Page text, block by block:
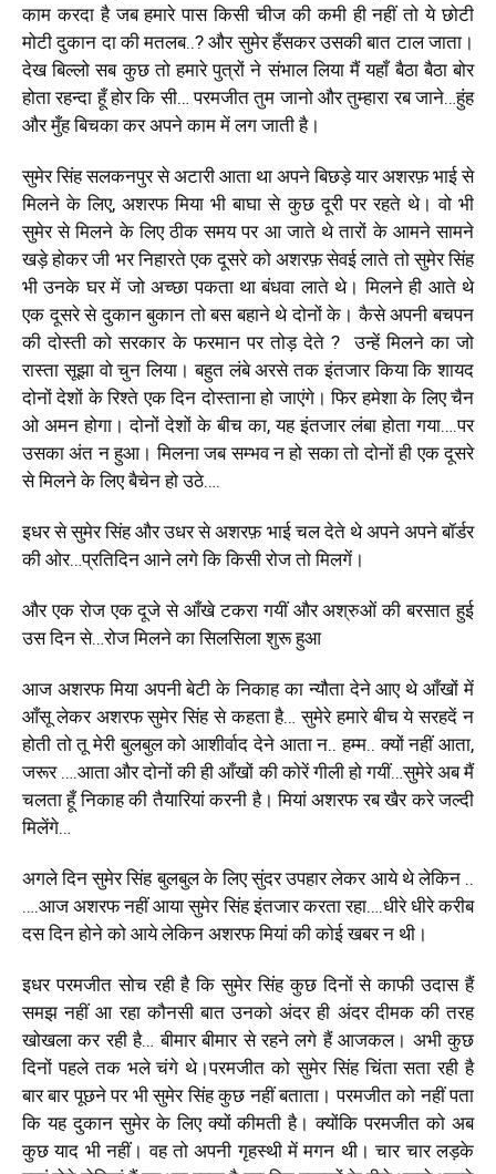
काम करदा है जब हमारे पास किसी चीज की कमी ही नहीं तो ये छोटी
मोटी दुकान दा की मतलब..? और सुमेर हँसकर उसकी बात टाल जाता।
देख बिल्लो सब कुछ तो हमारे पुत्रों ने संभाल लिया मैं यहाँ बैठा बैठा बोर
होता रहन्दा हूँ होर कि सी… परमजीत तुम जानो और तुम्हारा रब जाने…हुंह
और मुँह बिचका कर अपने काम में लग जाती है।
सुमेर सिंह सलकनपुर से अटारी आता था अपने बिछड़े यार अशरफ़ भाई से
मिलने के लिए, अशरफ मिया भी बाघा से कुछ दूरी पर रहते थे। वो भी
सुमेर से मिलने के लिए ठीक समय पर आ जाते थे तारों के आमने सामने
खड़े होकर जी भर निहारते एक दूसरे को अशरफ़ सेवई लाते तो सुमेर सिंह
भी उनके घर में जो अच्छा पकता था बंधवा लाते थे। मिलने ही आते थे
एक दूसरे से दुकान बुकान तो बस बहाने थे दोनों के। कैसे अपनी बचपन
की दोस्ती को सरकार के फरमान पर तोड़ देते ? उन्हें मिलने का जो
रास्ता सूझा वो चुन लिया। बहुत लंबे अरसे तक इंतजार किया कि शायद
दोनों देशों के रिश्ते एक दिन दोस्ताना हो जाएंगे। फिर हमेशा के लिए चैन
ओ अमन होगा। दोनों देशों के बीच का, यह इंतजार लंबा होता गया….पर
उसका अंत न हुआ। मिलना जब सम्भव न हो सका तो दोनों ही एक दूसरे
से मिलने के लिए बैचेन हो उठे….
इधर से सुमेर सिंह और उधर से अशरफ़ भाई चल देते थे अपने अपने बॉर्डर
की ओर…प्रतिदिन आने लगे कि किसी रोज तो मिलगें।
और एक रोज एक दूजे से आँखे टकरा गयीं और अश्रुओं की बरसात हुई
उस दिन से…रोज मिलने का सिलसिला शुरू हुआ
आज अशरफ मिया अपनी बेटी के निकाह का न्यौता देने आए थे आँखों में
आँसू लेकर अशरफ सुमेर सिंह से कहता है… सुमेरे हमारे बीच ये सरहदें न
होती तो तू मेरी बुलबुल को आशीर्वाद देने आता न.. हम्म.. क्यों नहीं आता,
जरूर ….आता और दोनों की ही आँखों की कोरें गीली हो गयीं…सुमेरे अब मैं
चलता हूँ निकाह की तैयारियां करनी है। मियां अशरफ रब खैर करे जल्दी
मिलेंगे…
अगले दिन सुमेर सिंह बुलबुल के लिए सुंदर उपहार लेकर आये थे लेकिन ..
….आज अशरफ नहीं आया सुमेर सिंह इंतजार करता रहा….धीरे धीरे करीब
दस दिन होने को आये लेकिन अशरफ मियां की कोई खबर न थी।
इधर परमजीत सोच रही है कि सुमेर सिंह कुछ दिनों से काफी उदास हैं
समझ नहीं आ रहा कौनसी बात उनको अंदर ही अंदर दीमक की तरह
खोखला कर रही है… बीमार बीमार से रहने लगे हैं आजकल। अभी कुछ
दिनों पहले तक भले चंगे थे।परमजीत को सुमेर सिंह चिंता सता रही है
बार बार पूछने पर भी सुमेर सिंह कुछ नहीं बताता। परमजीत को नहीं पता
कि यह दुकान सुमेर के लिए क्यों कीमती है। क्योंकि परमजीत को अब
कुछ याद भी नहीं। वह तो अपनी गृहस्थी में मगन थी। चार चार लड़के